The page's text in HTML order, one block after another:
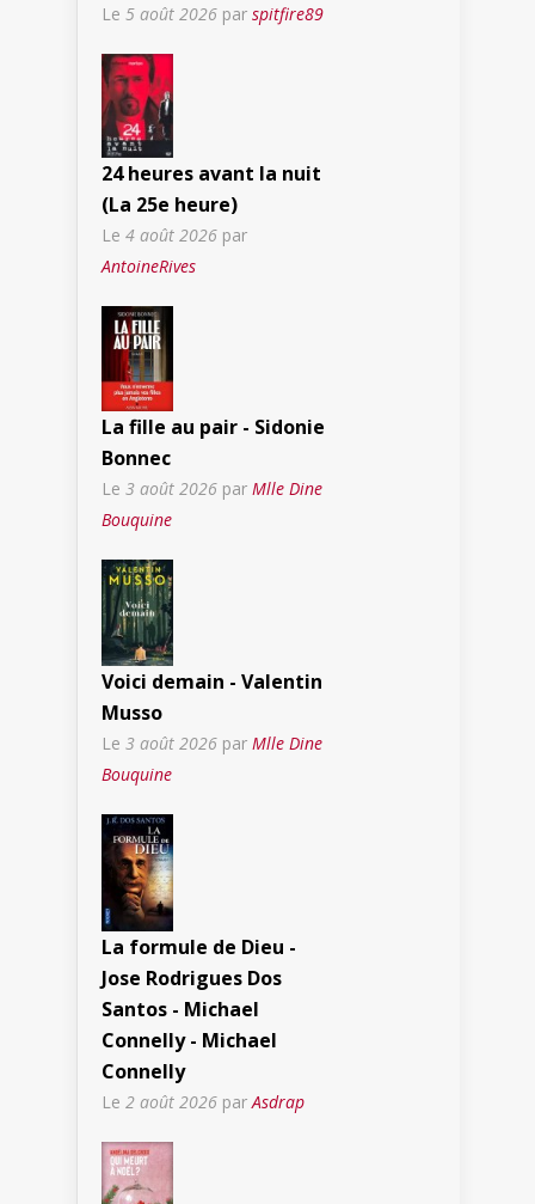
Le 5 août 2026 par spitfire89
24 heures avant la nuit
(La 25e heure)
Le 4 août 2026 par
AntoineRives
La fille au pair - Sidonie
Bonnec
Le 3 août 2026 par Mlle Dine
Bouquine
Voici demain - Valentin
Musso
Le 3 août 2026 par Mlle Dine
Bouquine
La formule de Dieu -
Jose Rodrigues Dos
Santos - Michael
Connelly - Michael
Connelly
Le 2 août 2026 parAsdrap